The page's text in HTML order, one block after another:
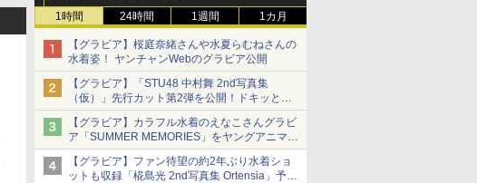
1時間 24時間 1週間 1カ月
【グラビア】桜庭奈緒さんや水夏らむねさんの
水着姿！ ヤンチャンWebのグラビア公開
【グラビア】「STU48 中村舞 2nd写真集
（仮）」先行カット第2弾を公開！ドキッとす
るランジェリーカットなど新たな挑戦
【グラビア】カラフル水着のえなこさんグラビ
ア「SUMMER MEMORIES」をヤングアニマル
Webで公開中
【グラビア】ファン待望の約2年ぶり水着ショ
ットも収録「椛島光 2nd写真集 Ortensia」予約